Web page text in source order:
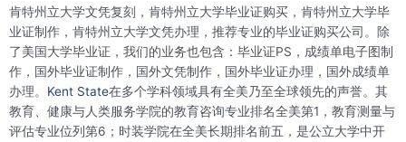
肯特州立大学文凭复刻，肯特州立大学毕业证购买，肯特州立大学毕
业证制作，肯特州立大学文凭办理，推荐专业的毕业证购买公司。除
了美国大学毕业证，我们的业务也包含：毕业证PS，成绩单电子图制
作，国外毕业证制作，国外文凭制作，国外毕业证办理，国外成绩单
办理。 Kent State在多个学科领域具有全美乃至全球领先的声誉。其
教育、健康与人类服务学院的教育咨询专业排名全美第1，教育测量与
评估专业位列第6；时装学院在全美长期排名前五，是公立大学中开